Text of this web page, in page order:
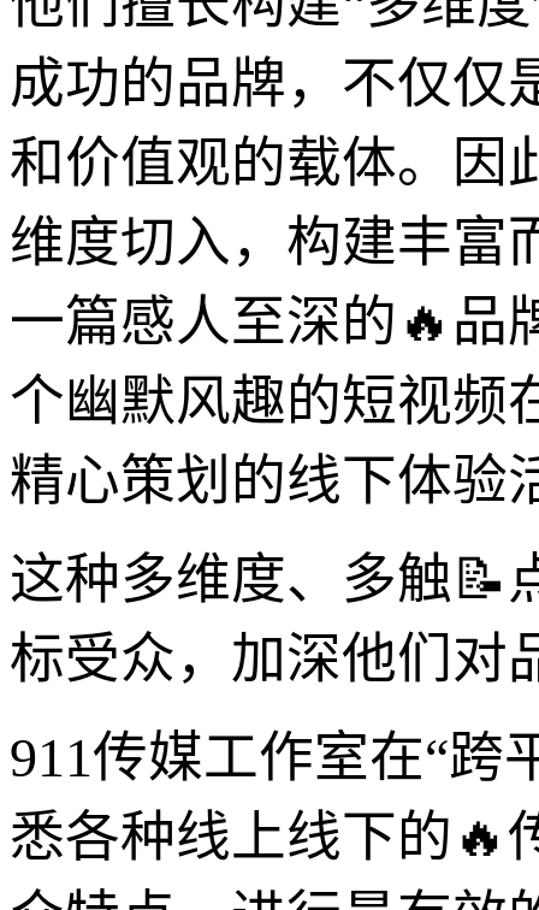
成功的品牌，不仅仅
和价值观的载体。因
维度切入，构建丰富
一篇感人至深的🔥品
个幽默风趣的短视频
精心策划的线下体验
这种多维度、多触📝
标受众，加深他们对
911传媒工作室在“跨
悉各种线上线下的🔥